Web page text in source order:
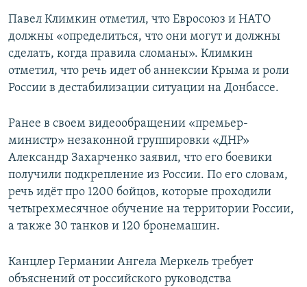
Павел Климкин отметил, что Евросоюз и НАТО
должны «определиться, что они могут и должны
сделать, когда правила сломаны». Климкин
отметил, что речь идет об аннексии Крыма и роли
России в дестабилизации ситуации на Донбассе.
Ранее в своем видеообращении «премьер-
министр» незаконной группировки «ДНР»
Александр Захарченко заявил, что его боевики
получили подкрепление из России. По его словам,
речь идёт про 1200 бойцов, которые проходили
четырехмесячное обучение на территории России,
а также 30 танков и 120 бронемашин.
Канцлер Германии Ангела Меркель требует
объяснений от российского руководства